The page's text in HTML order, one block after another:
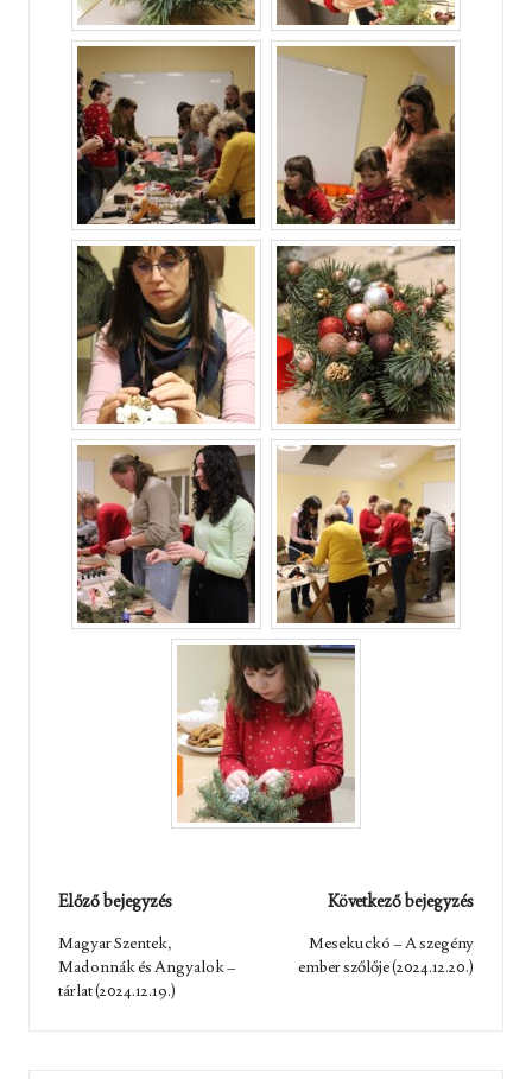
Post
navigation
Előző bejegyzés
Magyar Szentek,
Madonnák és Angyalok –
tárlat (2024.12.19.)
Következő bejegyzés
Mesekuckó – A szegény
ember szőlője (2024.12.20.)